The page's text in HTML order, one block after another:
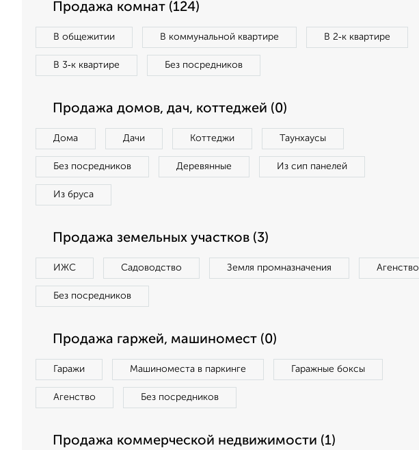
Продажа комнат (124)
В общежитии В коммунальной квартире В 2‑к квартире
В 3‑к квартире Без посредников
Продажа домов, дач, коттеджей (0)
Дома Дачи Коттеджи Таунхаусы
Без посредников Деревянные Из сип панелей
Из бруса
Продажа земельных участков (3)
ИЖС Садоводство Земля промназначения Агенство
Без посредников
Продажа гаржей, машиномест (0)
Гаражи Машиноместа в паркинге Гаражные боксы
Агенство Без посредников
Продажа коммерческой недвижимости (1)